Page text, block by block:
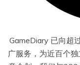
GameDiary 已向超
广服务，为近百个